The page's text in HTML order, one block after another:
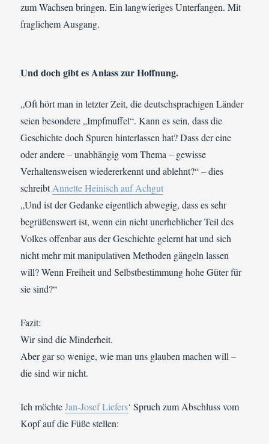
zum Wachsen bringen. Ein langwieriges Unterfangen. Mit
fraglichem Ausgang.
Und doch gibt es Anlass zur Hoffnung.
„Oft hört man in letzter Zeit, die deutschsprachigen Länder
seien besondere „Impfmuffel“. Kann es sein, dass die
Geschichte doch Spuren hinterlassen hat? Dass der eine
oder andere – unabhängig vom Thema – gewisse
Verhaltensweisen wiedererkennt und ablehnt?“ – dies
schreibtAnnette Heinisch auf Achgut
„Und ist der Gedanke eigentlich abwegig, dass es sehr
begrüßenswert ist, wenn ein nicht unerheblicher Teil des
Volkes offenbar aus der Geschichte gelernt hat und sich
nicht mehr mit manipulativen Methoden gängeln lassen
will? Wenn Freiheit und Selbstbestimmung hohe Güter für
sie sind?“
Fazit:
Wir sind die Minderheit.
Aber gar so wenige, wie man uns glauben machen will –
die sind wir nicht.
Ich möchteJan-Josef Liefers‘ Spruch zum Abschluss vom
Kopf auf die Füße stellen: